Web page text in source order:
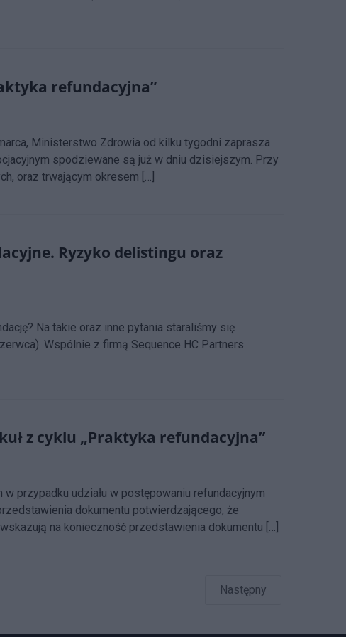
refundacyjna”
Ministerstwo Zdrowia od kilku tygodni zaprasza
spodziewane są już w dniu dzisiejszym. Przy
oraz trwającym okresem […]
Ryzyko delistingu oraz
Na takie oraz inne pytania staraliśmy się
Wspólnie z firmą Sequence HC Partners
z cyklu „Praktyka refundacyjna”
przypadku udziału w postępowaniu refundacyjnym
dokumentu potwierdzającego, że
na konieczność przedstawienia dokumentu […]
Następny